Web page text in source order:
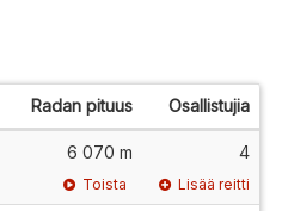
Radan pituus Osallistujia
6 070 m 4
Toista Lisää reitti